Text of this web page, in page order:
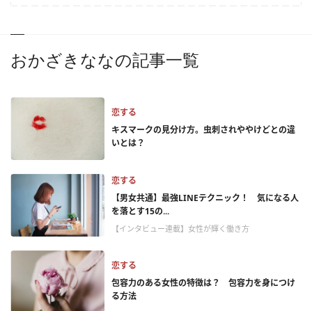
おかざきななの記事一覧
恋する
キスマークの見分け方。虫刺されややけどとの違
いとは？
恋する
【男女共通】最強LINEテクニック！ 気になる人
を落とす15の...
【インタビュー連載】女性が輝く働き方
恋する
包容力のある女性の特徴は？ 包容力を身につけ
る方法